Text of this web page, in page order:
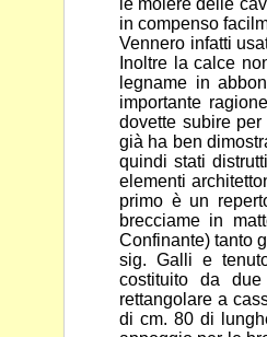
le molere delle
in compenso
Vennero infatti
Inoltre la calce
legname in
importante
dovette subire
già ha ben
quindi stati
elementi
primo è un
brecciame in
Confinante) tanto
sig. Galli e
costituito da
rettangolare a
di cm. 80 di